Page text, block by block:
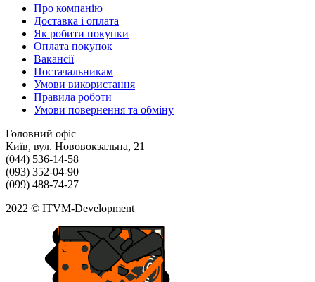
Про компанію
Доставка і оплата
Як робити покупки
Оплата покупок
Вакансії
Постачальникам
Умови використання
Правила роботи
Умови повернення та обміну
Головний офіс
Київ, вул. Нововокзальна, 21
(044) 536-14-58
(093) 352-04-90
(099) 488-74-27
2022 © ITVM-Development